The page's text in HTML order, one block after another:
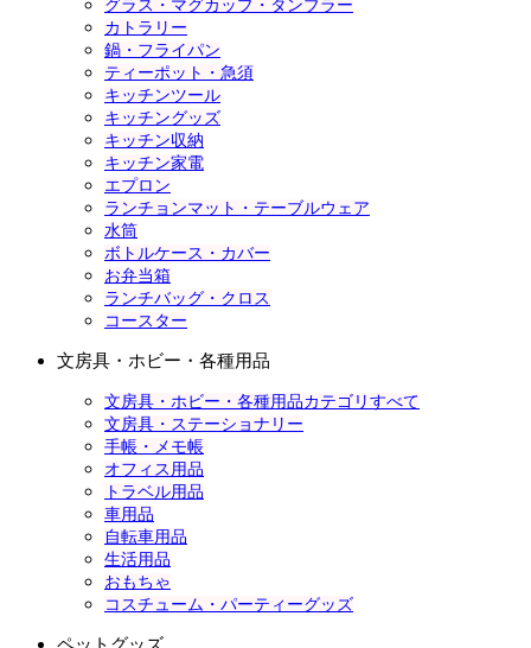
グラス・マグカップ・タンブラー
カトラリー
鍋・フライパン
ティーポット・急須
キッチンツール
キッチングッズ
キッチン収納
キッチン家電
エプロン
ランチョンマット・テーブルウェア
水筒
ボトルケース・カバー
お弁当箱
ランチバッグ・クロス
コースター
文房具・ホビー・各種用品
文房具・ホビー・各種用品カテゴリすべて
文房具・ステーショナリー
手帳・メモ帳
オフィス用品
トラベル用品
車用品
自転車用品
生活用品
おもちゃ
コスチューム・パーティーグッズ